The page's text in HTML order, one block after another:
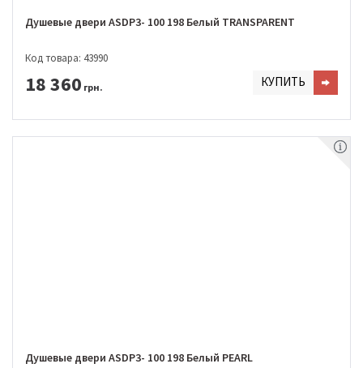
Душевые двери ASDP3- 100 198 Белый TRANSPARENT
Код товара: 43990
18 360 грн. КУПИТЬ
Душевые двери ASDP3- 100 198 Белый PEARL